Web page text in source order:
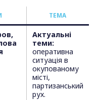
ТЕМА
Актуальні
теми:
оперативна
ситуація в
окупованому
місті,
партизанський
рух.